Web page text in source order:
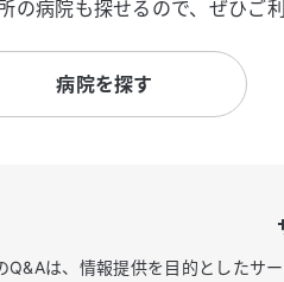
の病院も探せるので、ぜひご
病院を探す
Q&Aは、情報提供を目的としたサ